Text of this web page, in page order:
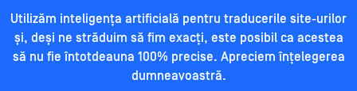
Utilizăm inteligența artificială pentru traducerile site-urilor
și, deși ne străduim să fim exacți, este posibil ca acestea
să nu fie întotdeauna 100% precise. Apreciem înțelegerea
dumneavoastră.